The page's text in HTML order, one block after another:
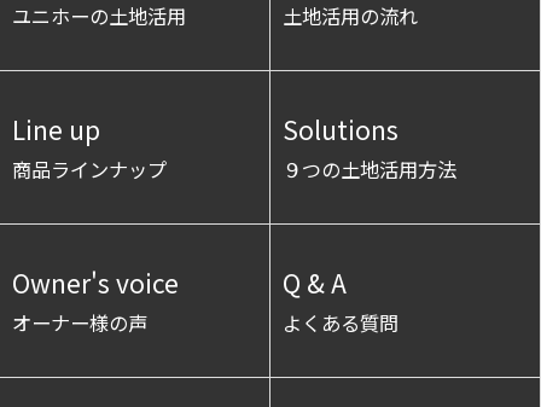
ユニホーの土地活用 土地活用の流れ
Line up
商品ラインナップ
Solutions
９つの土地活用方法
Owner's voice
オーナー様の声
Q & A
よくある質問